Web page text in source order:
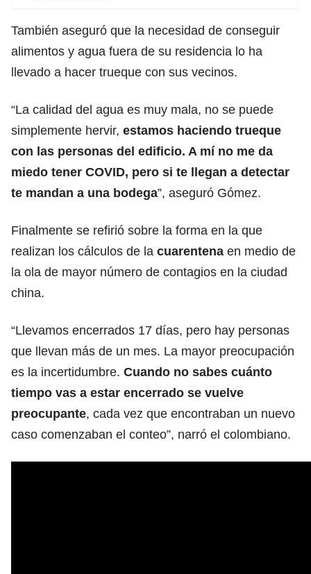
También aseguró que la necesidad de conseguir
alimentos y agua fuera de su residencia lo ha
llevado a hacer trueque con sus vecinos.
“La calidad del agua es muy mala, no se puede
simplemente hervir, estamos haciendo trueque
con las personas del edificio. A mí no me da
miedo tener COVID, pero si te llegan a detectar
te mandan a una bodega”, aseguró Gómez.
Finalmente se refirió sobre la forma en la que
realizan los cálculos de la cuarentena en medio de
la ola de mayor número de contagios en la ciudad
china.
“Llevamos encerrados 17 días, pero hay personas
que llevan más de un mes. La mayor preocupación
es la incertidumbre. Cuando no sabes cuánto
tiempo vas a estar encerrado se vuelve
preocupante, cada vez que encontraban un nuevo
caso comenzaban el conteo”, narró el colombiano.